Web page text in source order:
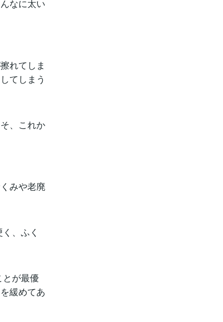
なに太い
れてしま
てしまう
、これか
みや老廃
、ふく
が最優
緩めてあ